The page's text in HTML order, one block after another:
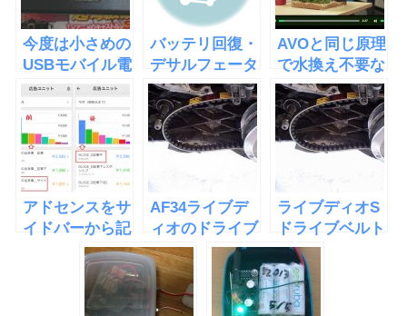
今度は小さめの
USBモバイル電
源を作った
バッテリ回復・
デサルフェータ
ー３号機製作・
２
AVOと同じ原理
で水換え不要な
水槽
「EcoQube
C」
アドセンスをサ
イドバーから記
事中に移したら
収益が倍になっ
AF34ライブデ
ィオのドライブ
ベルト交換
ライブディオS
ドライブベルト
の交換